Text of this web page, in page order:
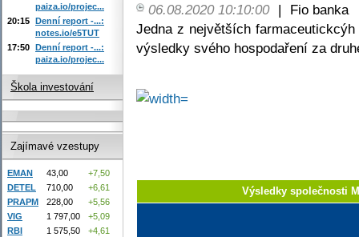
06.08.2020 10:10:00 |
Fio banka
Jedna z největších
výsledky svého hospodaření za
Výsledky společnosti
paiza.io/projec...
20:15 Denní report -...:
notes.io/e5TUT
17:50 Denní report -...:
paiza.io/projec...
Škola investování
Zajímavé vzestupy
EMAN 43,00
+7,50
DETEL
710,00
+6,61
PRAPM
228,00
+5,56
VIG
1 797,00
+5,09
RBI
1 575,50 +4,61